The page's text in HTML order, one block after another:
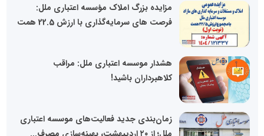
مزایده بزرگ املاک مؤسسه اعتباری ملل:
فرصت های سرمایه‌گذاری با ارزش 22.5 همت
هشدار موسسه اعتباری ملل: مراقب
کلاهبرداران باشید!
زمان‌بندی جدید فعالیت‌های موسسه اعتباری
ملل؛ از ۲۰ اردیبهشت، بهینه‌سازی مصرف...